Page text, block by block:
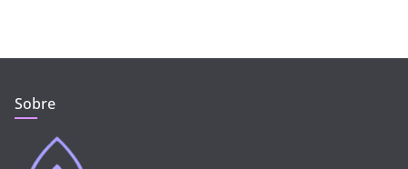
Sobre